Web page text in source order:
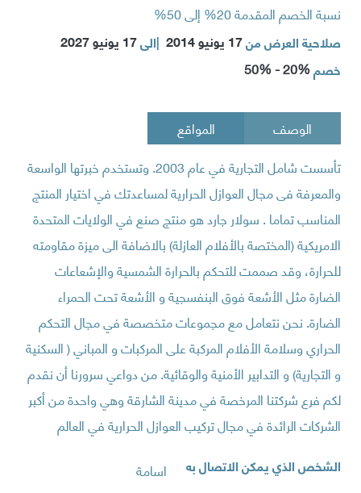
نسبة الخصم المقدمة 20% إلى 50%
صلاحية العرض من17 يونيو 2014 |الى17 يونيو 2027
خصم20% - 50%
الوصف
المواقع
تأسست شامل التجارية في عام 2003. وتستخدم خبرتها الواسعة
والمعرفة فى مجال العوازل الحرارية لمساعدتك في اختيار المنتج
المناسب تماما . سولار جارد هو منتج صنع في الولايات المتحدة
الامريكية (المختصة بالأفلام العازلة) بالاضافة الى ميزة مقاومته
للحرارة، وقد صممت للتحكم بالحرارة الشمسية والإشعاعات
الضارة مثل الأشعة فوق البنفسجية و الأشعة تحت الحمراء
الضارة. نحن نتعامل مع مجموعات متخصصة في مجال التحكم
الحراري وسلامة الأفلام المركبة على المركبات و المباني ( السكنية
و التجارية) و التدابير الأمنية والوقائية. من دواعي سرورنا أن نقدم
لكم فرع شركتنا المرخصة في مدينة الشارقة وهي واحدة من أكبر
الشركات الرائدة في مجال تركيب العوازل الحرارية في العالم
الشخص الذي يمكن الاتصال به اسامة